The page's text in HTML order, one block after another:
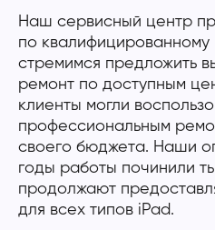
Наш сервисный центр
по
стремимся предложить
ремонт по доступным
клиенты могли
профессиональным
своего бюджета. Наши
годы работы починили
продолжают
для всех типов iPad.